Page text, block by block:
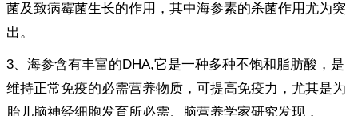
菌及致病霉菌生长的作用，其中海参素的杀菌作用尤为突
出。
3、海参含有丰富的DHA,它是一种多种不饱和脂肪酸，是
维持正常免疫的必需营养物质，可提高免疫力，尤其是为
胎儿脑神经细胞发育所必需。脑营养学家研究发现，